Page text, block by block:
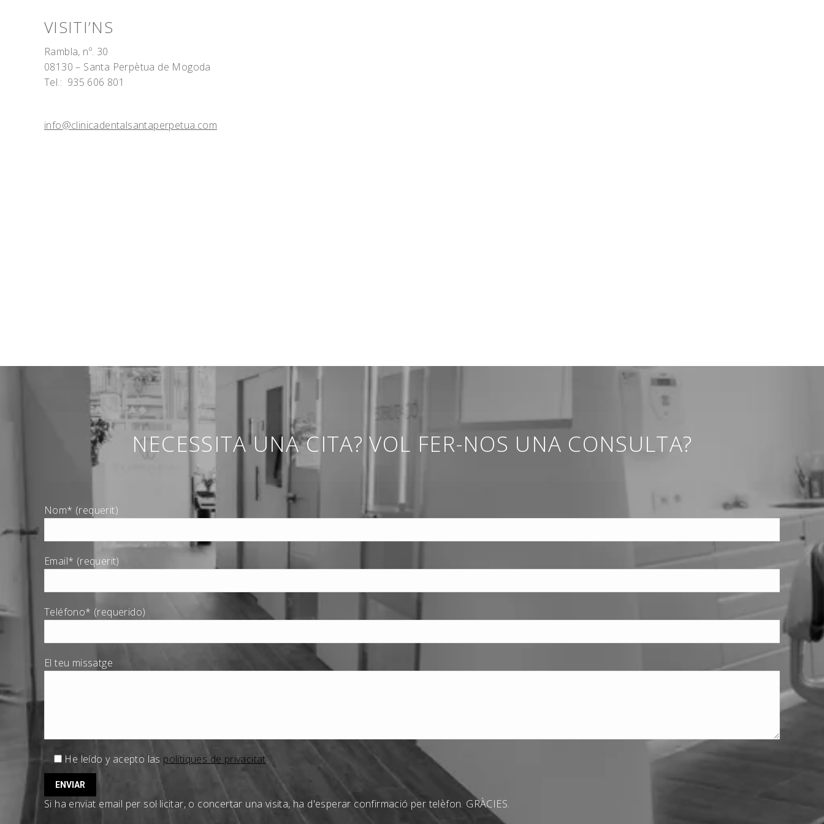
VISITI’NS
Rambla, nº. 30
08130 – Santa Perpètua de Mogoda
Tel.: 935 606 801
info@clinicadentalsantaperpetua.com
NECESSITA UNA CITA? VOL FER-NOS UNA CONSULTA?
Nom* (requerit)
Email* (requerit)
Teléfono* (requerido)
El teu missatge
He leído y acepto las polítiques de privacitat.
Si ha enviat email per sol·licitar, o concertar una visita, ha d'esperar confirmació per telèfon. GRÀCIES.